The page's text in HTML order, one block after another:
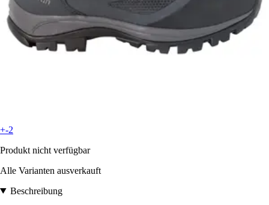
+-2
Produkt nicht verfügbar
Alle Varianten ausverkauft
Beschreibung